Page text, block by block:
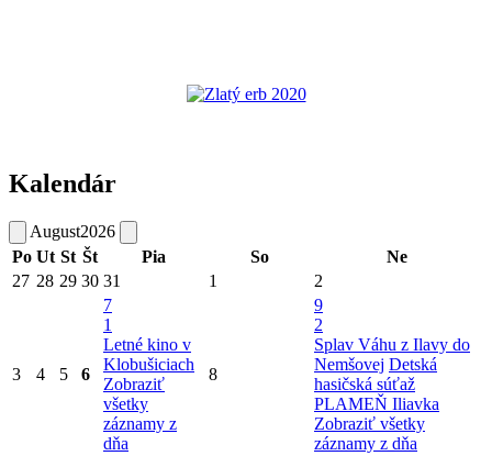
Kalendár
August2026
Po Ut St Št Pia So
Ne
27 28 29 30 31 1 2
3 4 5 6
7
1
Letné kino v
Klobušiciach
Zobraziť
všetky
záznamy z
dňa
8
9
2
Splav Váhu z Ilavy do
Nemšovej Detská
hasičská súťaž
PLAMEŇ Iliavka
Zobraziť všetky
záznamy z dňa